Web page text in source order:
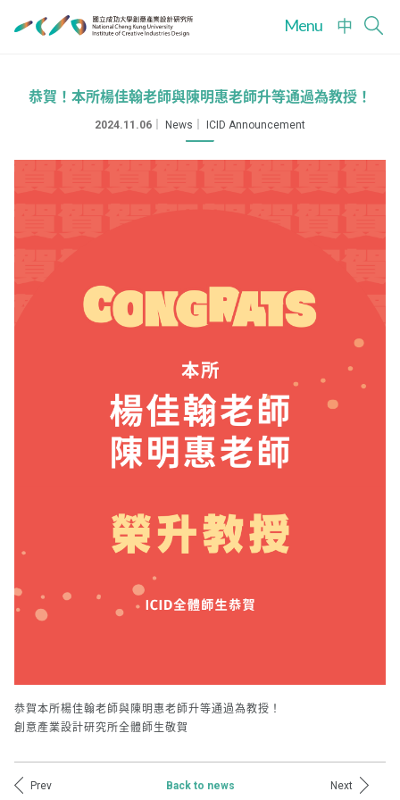
Menu 中
恭賀！本所楊佳翰老師與陳明惠老師升等通過為教授！
2024.11.06 News ICID Announcement
恭賀本所楊佳翰老師與陳明惠老師升等通過為教授！
創意產業設計研究所全體師生敬賀
Prev Back to news Next